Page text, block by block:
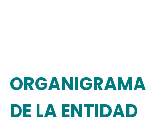
ORGANIGRAMA
DE LA ENTIDAD